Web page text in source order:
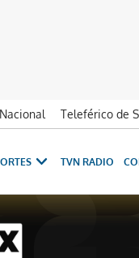
Teleférico de
TVN RADIO